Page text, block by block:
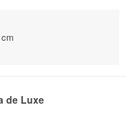
de Luxe